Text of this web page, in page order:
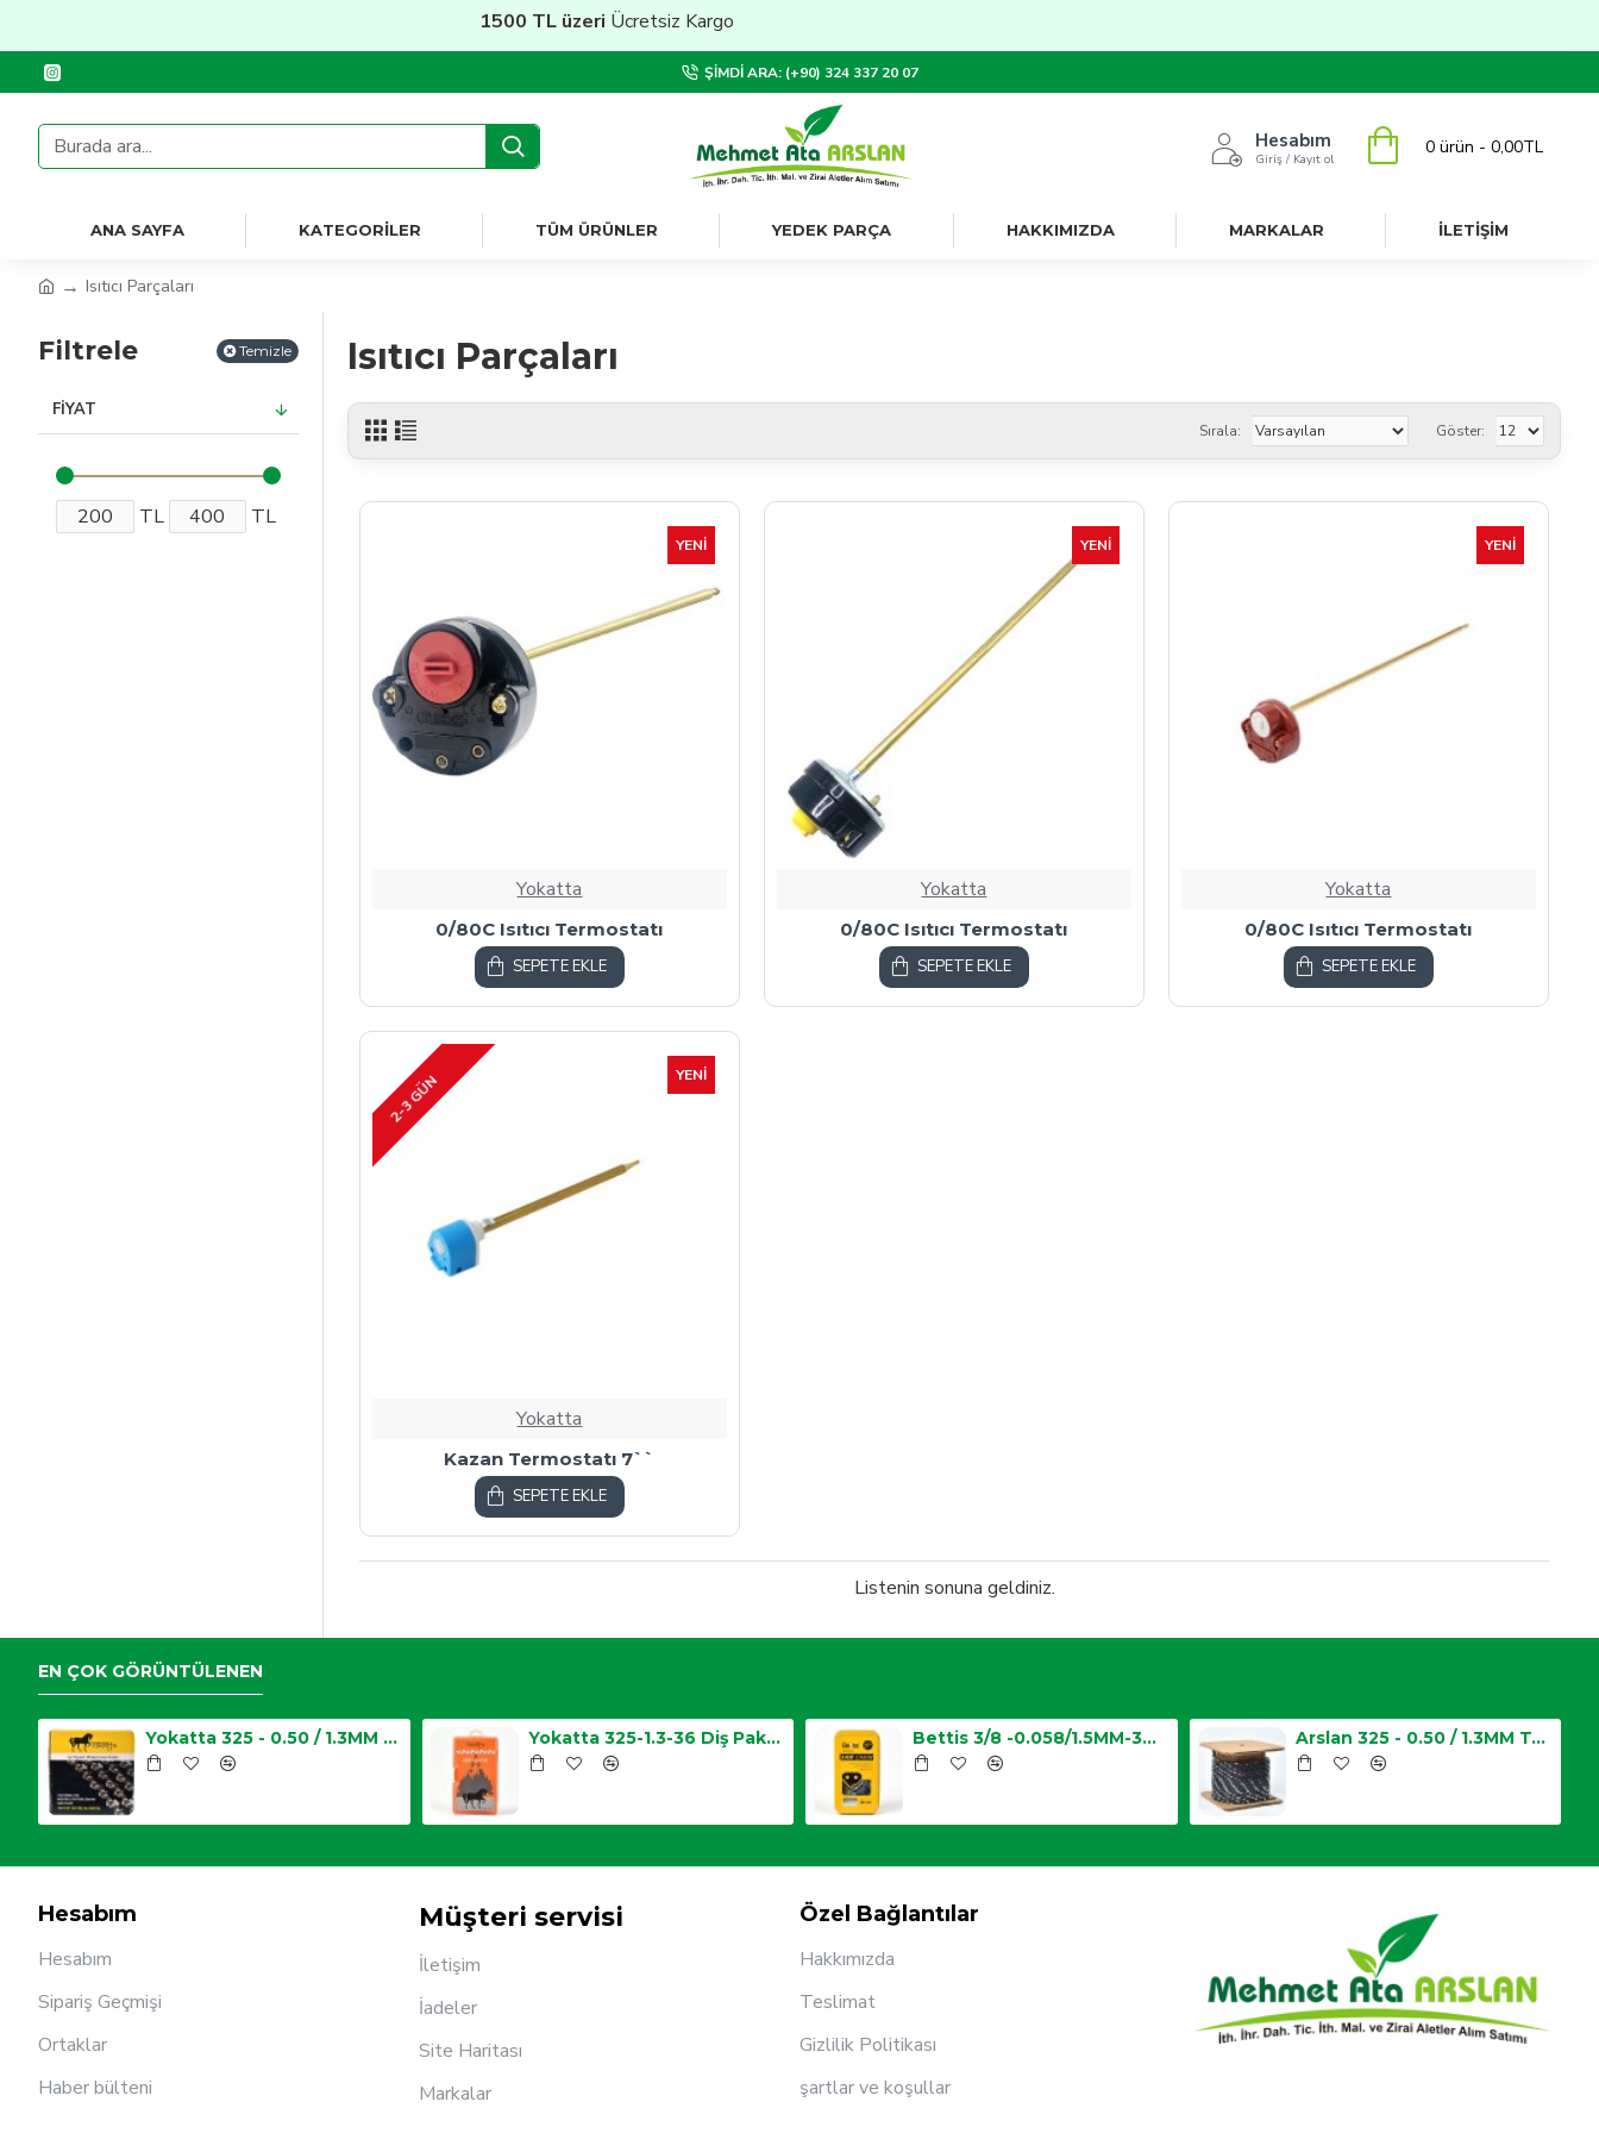
1500 TL üzeriÜcretsiz Kargo
ŞIMDI ARA: (+90) 324 337 20 07
Hesabım
Giriş / Kayıt ol
0 ürün - 0,00TL
ANA SAYFA KATEGORILER TÜM ÜRÜNLER YEDEK PARÇA HAKKIMIZDA MARKALAR İLETİŞİM
Isıtıcı Parçaları
Filtrele Temizle
FIYAT
TL TL
Isıtıcı Parçaları
Sırala: Göster:
YENI
Yokatta
0/80C Isıtıcı Termostatı
SEPETE EKLE
YENI
Yokatta
0/80C Isıtıcı Termostatı
SEPETE EKLE
YENI
Yokatta
0/80C Isıtıcı Termostatı
SEPETE EKLE
YENI
2-3 GÜN
Yokatta
Kazan Termostatı 7``
SEPETE EKLE
Listenin sonuna geldiniz.
EN ÇOK GÖRÜNTÜLENEN
Yokatta 325 - 0.50 / 1.3MM Top Zincir Yokatta 325-1.3-36 Diş Paket Zincir Bettis 3/8 -0.058/1.5MM-34 Diş Testere Zinciri Arslan 325 - 0.50 / 1.3MM Top Zincir
Hesabım
Hesabım
Sipariş Geçmişi
Ortaklar
Haber bülteni
Müşteri servisi
İletişim
İadeler
Site Haritası
Markalar
Özel Bağlantılar
Hakkımızda
Teslimat
Gizlilik Politikası
şartlar ve koşullar